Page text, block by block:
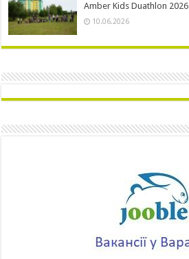
Amber Kids Duathlon 2026
10.06.2026